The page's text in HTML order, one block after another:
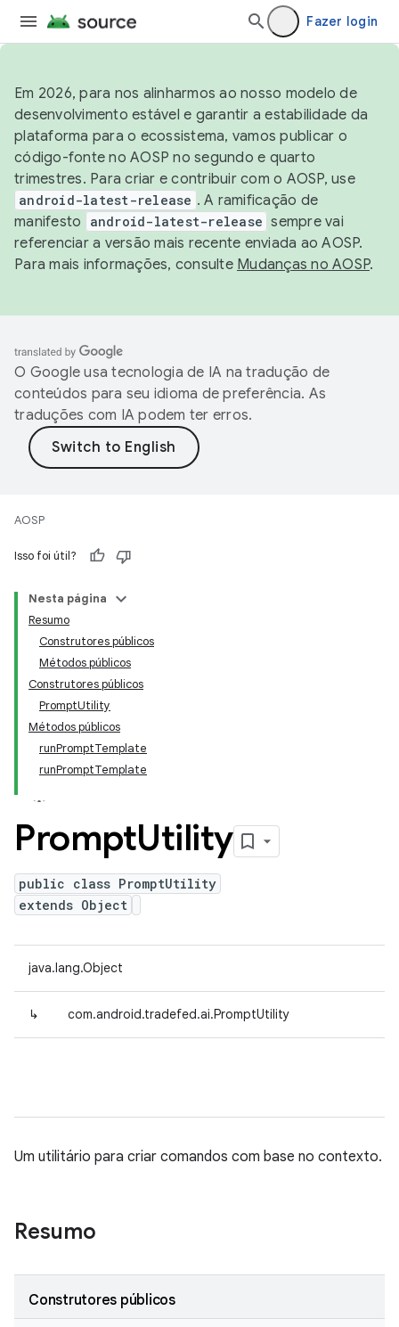
Fazer login
Em 2026, para nos alinharmos ao nosso modelo de
desenvolvimento estável e garantir a estabilidade da
plataforma para o ecossistema, vamos publicar o
código-fonte no AOSP no segundo e quarto
trimestres. Para criar e contribuir com o AOSP, use
android-latest-release . A ramificação de
manifesto
android-latest-release sempre vai
referenciar a versão mais recente enviada ao AOSP.
Para mais informações, consulte Mudanças no AOSP.
O Google usa tecnologia de IA na tradução de
conteúdos para seu idioma de preferência. As
traduções com IA podem ter erros.
AOSP
Isso foi útil?
Nesta página
Resumo
Construtores públicos
Métodos públicos
Construtores públicos
PromptUtility
Métodos públicos
runPromptTemplate
runPromptTemplate
PromptUtility
public class PromptUtility
extends Object
java.lang.Object
↳ com.android.tradefed.ai.PromptUtility
Um utilitário para criar comandos com base no contexto.
Resumo
Construtores públicos